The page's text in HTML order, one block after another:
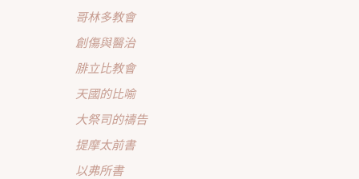
哥林多教會
創傷與醫治
腓立比教會
天國的比喻
大祭司的禱告
提摩太前書
以弗所書